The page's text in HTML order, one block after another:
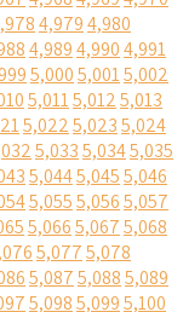
4,9794,980
4,9894,9904,991
5,0005,0015,002
5,0115,0125,013
5,0225,0235,024
5,0335,0345,035
5,0445,0455,046
5,0555,0565,057
5,0665,0675,068
5,0775,078
5,0875,0885,089
5,0985,0995,100